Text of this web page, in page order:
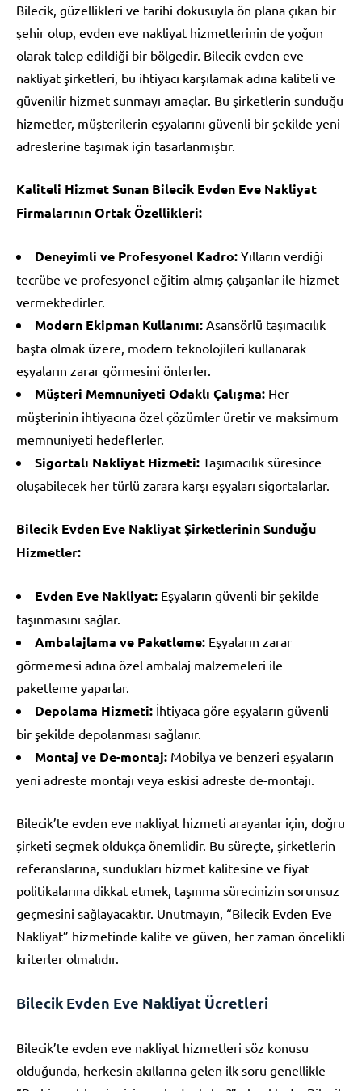
Bilecik, güzellikleri ve tarihi dokusuyla ön plana çıkan bir
şehir olup, evden eve nakliyat hizmetlerinin de yoğun
olarak talep edildiği bir bölgedir. Bilecik evden eve
nakliyat şirketleri, bu ihtiyacı karşılamak adına kaliteli ve
güvenilir hizmet sunmayı amaçlar. Bu şirketlerin sunduğu
hizmetler, müşterilerin eşyalarını güvenli bir şekilde yeni
adreslerine taşımak için tasarlanmıştır.
Kaliteli Hizmet Sunan Bilecik Evden Eve Nakliyat
Firmalarının Ortak Özellikleri:
Deneyimli ve Profesyonel Kadro: Yılların verdiği
tecrübe ve profesyonel eğitim almış çalışanlar ile hizmet
vermektedirler.
Modern Ekipman Kullanımı: Asansörlü taşımacılık
başta olmak üzere, modern teknolojileri kullanarak
eşyaların zarar görmesini önlerler.
Müşteri Memnuniyeti Odaklı Çalışma: Her
müşterinin ihtiyacına özel çözümler üretir ve maksimum
memnuniyeti hedeflerler.
Sigortalı Nakliyat Hizmeti: Taşımacılık süresince
oluşabilecek her türlü zarara karşı eşyaları sigortalarlar.
Bilecik Evden Eve Nakliyat Şirketlerinin Sunduğu
Hizmetler:
Evden Eve Nakliyat: Eşyaların güvenli bir şekilde
taşınmasını sağlar.
Ambalajlama ve Paketleme: Eşyaların zarar
görmemesi adına özel ambalaj malzemeleri ile
paketleme yaparlar.
Depolama Hizmeti: İhtiyaca göre eşyaların güvenli
bir şekilde depolanması sağlanır.
Montaj ve De-montaj: Mobilya ve benzeri eşyaların
yeni adreste montajı veya eskisi adreste de-montajı.
Bilecik’te evden eve nakliyat hizmeti arayanlar için, doğru
şirketi seçmek oldukça önemlidir. Bu süreçte, şirketlerin
referanslarına, sundukları hizmet kalitesine ve fiyat
politikalarına dikkat etmek, taşınma sürecinizin sorunsuz
geçmesini sağlayacaktır. Unutmayın, “Bilecik Evden Eve
Nakliyat” hizmetinde kalite ve güven, her zaman öncelikli
kriterler olmalıdır.
Bilecik Evden Eve Nakliyat Ücretleri
Bilecik’te evden eve nakliyat hizmetleri söz konusu
olduğunda, herkesin akıllarına gelen ilk soru genellikle